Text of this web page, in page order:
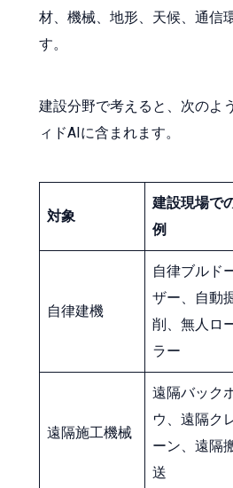
材、機械、地形、天候、通信
す。
建設分野で考えると、次のよ
ィドAIに含まれます。
対象
建設現場で
例
自律建機
自律ブルド
ザー、自動
削、無人ロ
ラー
遠隔施工機械
遠隔バック
ウ、遠隔ク
ーン、遠隔
送